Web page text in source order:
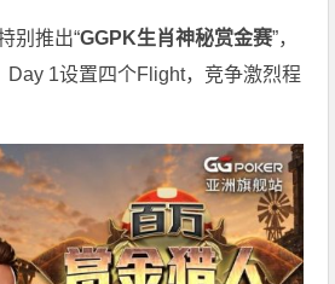
别推出“GGPK生肖神秘赏金赛”，
Day 1设置四个Flight，竞争激烈程